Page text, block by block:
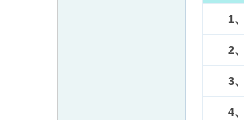
1、
2、
3、
4、